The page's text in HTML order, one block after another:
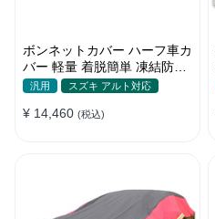
ボンネットカバー ハーフ車カ
バー 軽量 着脱簡単 凍結防止
裏起毛 防水防塵 四季
汎用 スズキ アルト対応
¥ 14,460 (税込)